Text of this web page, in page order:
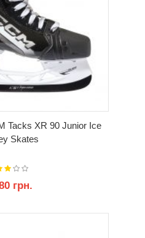
Tacks XR 90 Junior Ice
Skates
грн.